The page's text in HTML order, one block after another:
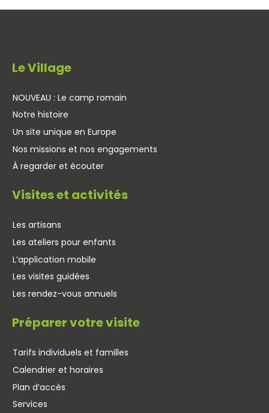
Le Village
NOUVEAU : Le camp romain
Notre histoire
Un site unique en Europe
Nos missions et nos engagements
À regarder et écouter
Visites et activités
Les artisans
Les ateliers pour enfants
L’application mobile
Les visites guidées
Les rendez-vous annuels
Préparer votre visite
Tarifs individuels et familles
Calendrier et horaires
Plan d’accès
Services